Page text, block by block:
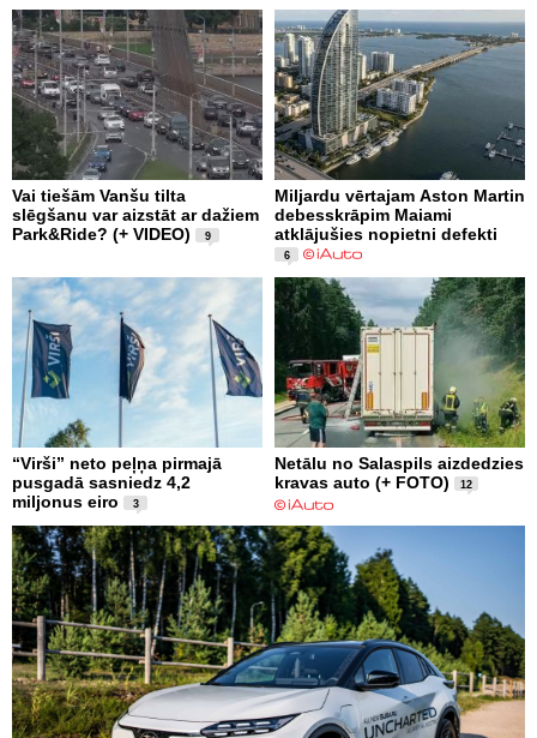
Vai tiešām Vanšu tilta
slēgšanu var aizstāt ar dažiem
Park&Ride? (+ VIDEO)
9
Miljardu vērtajam Aston Martin
debesskrāpim Maiami
atklājušies nopietni defekti
6
“Virši” neto peļņa pirmajā
pusgadā sasniedz 4,2
miljonus eiro
3
Netālu no Salaspils aizdedzies
kravas auto (+ FOTO)
12